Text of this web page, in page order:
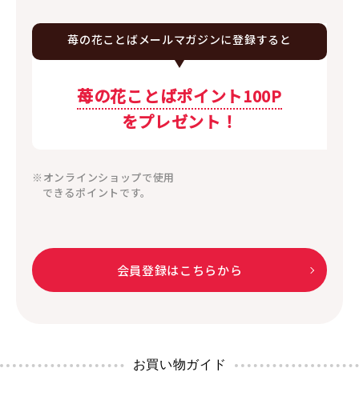
苺の花ことばメールマガジンに登録すると
苺の花ことばポイント100P
をプレゼント！
※オンラインショップで使用
できるポイントです。
会員登録はこちらから
お買い物ガイド